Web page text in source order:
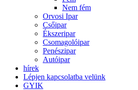
Nem fém
Orvosi Ipar
Csőipar
Ékszeripar
Csomagolóipar
Penészipar
Autóipar
hírek
Lépjen kapcsolatba velünk
GYIK